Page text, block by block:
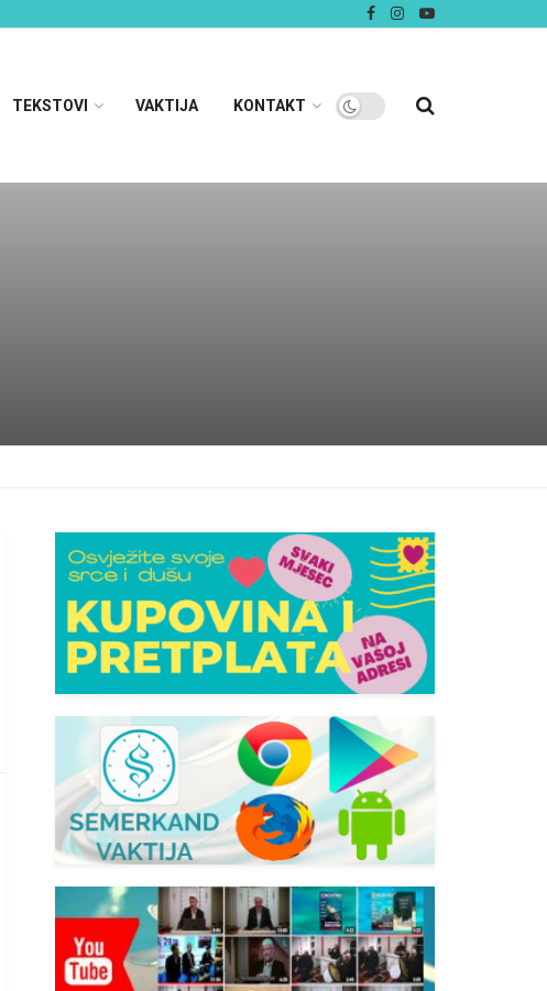
TEKSTOVI VAKTIJA KONTAKT